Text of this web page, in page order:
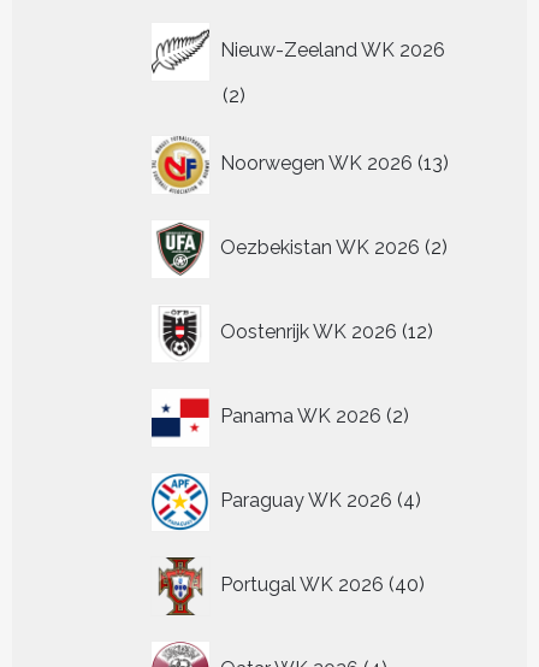
Nieuw-Zeeland WK 2026
22
Noorwegen WK 2026 13
producten
Oezbekistan WK 2026 2
producten
Oostenrijk WK 2026 12
producten
Panama WK 2026 2
producten
Paraguay WK 2026 4
producten
Portugal WK 2026 40
producten